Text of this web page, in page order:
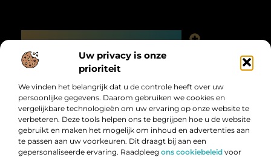
Uw privacy is onze
prioriteit
We vinden het belangrijk dat u de controle heeft over uw
persoonlijke gegevens. Daarom gebruiken we cookies en
vergelijkbare technologieën om uw ervaring op onze website te
verbeteren. Deze tools helpen ons te begrijpen hoe u de website
gebruikt en maken het mogelijk om inhoud en advertenties aan
te passen aan uw voorkeuren. Dit draagt bij aan een
gepersonaliseerde ervaring. Raadpleeg ons cookiebeleid voor
Bericht categorie